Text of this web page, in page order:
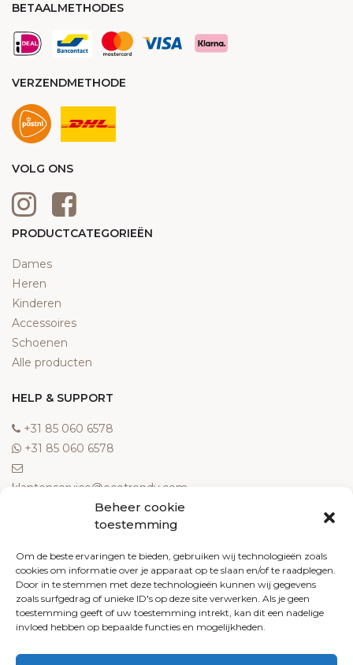
Beheer cookie
toestemming
Om de beste ervaringen te bieden, gebruiken wij technologieën zoals
cookies om informatie over je apparaat op te slaan en/of te raadplegen.
Door in te stemmen met deze technologieën kunnen wij gegevens
zoals surfgedrag of unieke ID's op deze site verwerken. Als je geen
toestemming geeft of uw toestemming intrekt, kan dit een nadelige
invloed hebben op bepaalde functies en mogelijkheden.
BETAALMETHODES
VERZENDMETHODE
VOLG ONS
PRODUCTCATEGORIEËN
Dames
Heren
Kinderen
Accessoires
Schoenen
Alle producten
HELP & SUPPORT
‎+31 85 060 6578
‎+31 85 060 6578
klantenservice@ecotrendy.com
Meest gestelde vragen
Contact
Algemene voorwaarden
Retourneren
Klachten
Privacy policy